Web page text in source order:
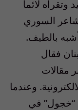
لائماً
السوري
بالطيف.
فقال
مقالات
وعندما
“خجول” في